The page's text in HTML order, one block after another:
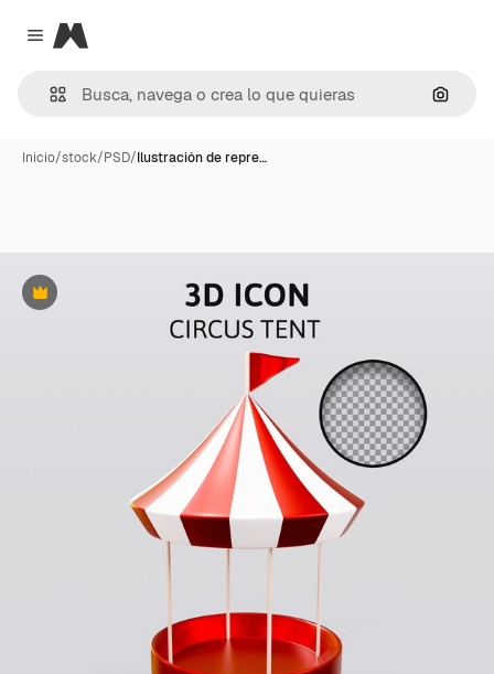
Close menu
Magnific
Inicio/stock/PSD/Ilustración de repre…
Premium